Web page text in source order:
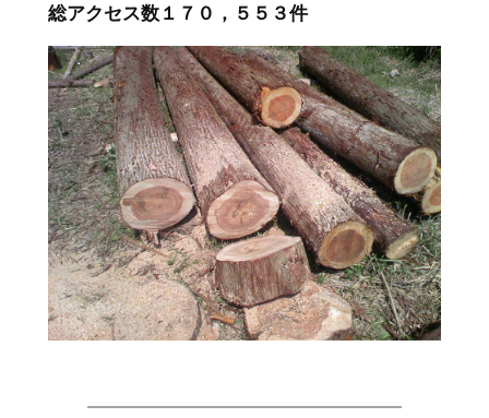
総アクセス数１７０，５５３件